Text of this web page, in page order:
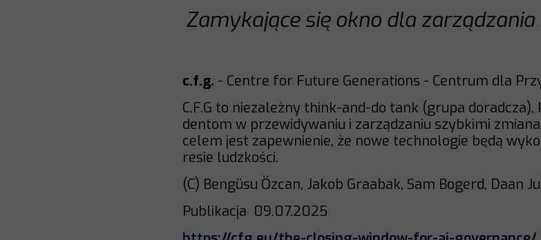
Zamykające się okno dla
c.f.g. - Centre for Future Generations - Centrum dla
C.F.G to niezależny think-and-do tank (grupa
dentom w przewidywaniu i zarządzaniu szybkimi
celem jest zapewnienie, że nowe technologie będą
resie ludzkości.
(C) Bengüsu Özcan, Jakob Graabak, Sam Bogerd, Daan
Publikacja 09.07.2025